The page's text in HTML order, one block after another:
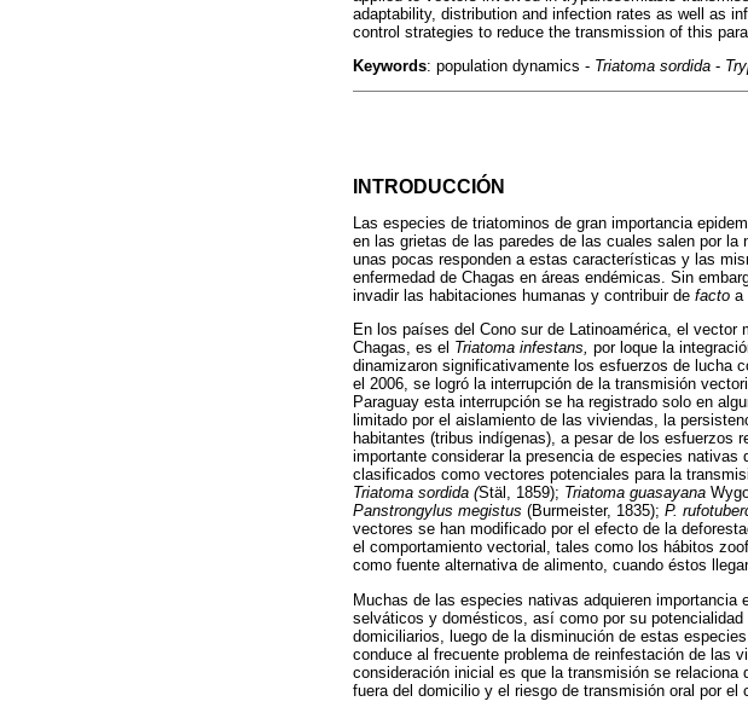
adaptability, distribution and infection rates as well as
control strategies to reduce the transmission of this
Keywords: population dynamics - Triatoma sordida -
INTRODUCCIÓN
Las especies de triatominos de gran importancia
en las grietas de las paredes de las cuales salen por
unas pocas responden a estas características y las
enfermedad de Chagas en áreas endémicas. Sin
invadir las habitaciones humanas y contribuir de facto a
En los países del Cono sur de Latinoamérica, el
Chagas, es el Triatoma infestans, por loque la
dinamizaron significativamente los esfuerzos de lucha
el 2006, se logró la interrupción de la transmisión
Paraguay esta interrupción se ha registrado solo en
limitado por el aislamiento de las viviendas, la
habitantes (tribus indígenas), a pesar de los esfuerzos
importante considerar la presencia de especies
clasificados como vectores potenciales para la
Triatoma sordida (Stäl, 1859); Triatoma guasayana
Panstrongylus megistus (Burmeister, 1835); P.
vectores se han modificado por el efecto de la
el comportamiento vectorial, tales como los hábitos
como fuente alternativa de alimento, cuando éstos
Muchas de las especies nativas adquieren importancia
selváticos y domésticos, así como por su
domiciliarios, luego de la disminución de estas
conduce al frecuente problema de reinfestación de las
consideración inicial es que la transmisión se
fuera del domicilio y el riesgo de transmisión oral por el